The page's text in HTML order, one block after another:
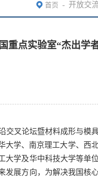
首页 - 开放交
重点实验室“杰出学
交叉论坛暨材料成形与模
大学、南京理工大学、西
大学及华中科技大学等单
发展方向，为解决我国核